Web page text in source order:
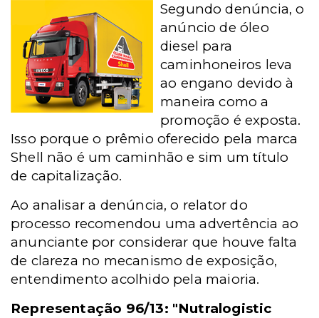
Segundo denúncia, o
anúncio de óleo
diesel para
caminhoneiros leva
ao engano devido à
maneira como a
promoção é exposta.
Isso porque o prêmio oferecido pela marca
Shell não é um caminhão e sim um título
de capitalização.
Ao analisar a denúncia, o relator do
processo recomendou uma advertência ao
anunciante por considerar que houve falta
de clareza no mecanismo de exposição,
entendimento acolhido pela maioria.
Representação 96/13: "Nutralogistic